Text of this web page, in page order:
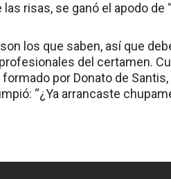
risas, se ganó el apodo de
los que saben, así que
del certamen.
por Donato de
“¿Ya arrancaste